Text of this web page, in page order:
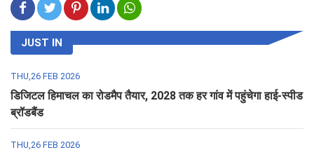
JUST IN
THU,26 FEB 2026
डिजिटल हिमाचल का रोडमैप तैयार, 2028 तक हर गांव में पहुंचेगा हाई-स्पीड
ब्रॉडबैंड
THU,26 FEB 2026